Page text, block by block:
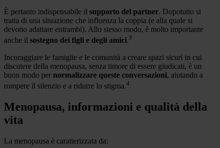
È pertanto indispensabile il supporto del partner. Dopotutto si
tratta di una situazione che influenza la coppia (e alla quale si
devono adattare entrambi). Allo stesso modo, è molto importante
anche il sostegno dei figli e degli amici.3
Incoraggiare le famiglie e le comunità a creare spazi sicuri in cui
discutere della menopausa, senza timore di essere giudicati, è un
buon modo per normalizzare queste conversazioni, aiutando a
rompere il silenzio e a ridurre lo stigma.4
Menopausa, informazioni e qualità della
vita
La menopausa è caratterizzata da: